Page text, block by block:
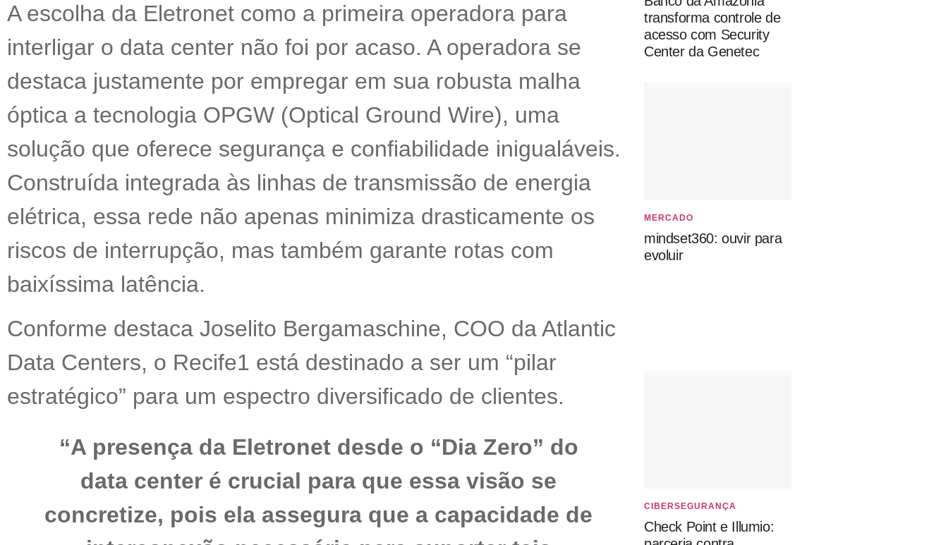
A escolha da Eletronet como a primeira operadora para
interligar o data center não foi por acaso. A operadora se
destaca justamente por empregar em sua robusta malha
óptica a tecnologia OPGW (Optical Ground Wire), uma
solução que oferece segurança e confiabilidade inigualáveis.
Construída integrada às linhas de transmissão de energia
elétrica, essa rede não apenas minimiza drasticamente os
riscos de interrupção, mas também garante rotas com
baixíssima latência.
Conforme destaca Joselito Bergamaschine, COO da Atlantic
Data Centers, o Recife1 está destinado a ser um “pilar
estratégico” para um espectro diversificado de clientes.
“A presença da Eletronet desde o “Dia Zero” do
data center é crucial para que essa visão se
concretize, pois ela assegura que a capacidade de
transforma controle de
acesso com Security
Center da Genetec
MERCADO
mindset360: ouvir para
evoluir
CIBERSEGURANÇA
Check Point e Illumio: